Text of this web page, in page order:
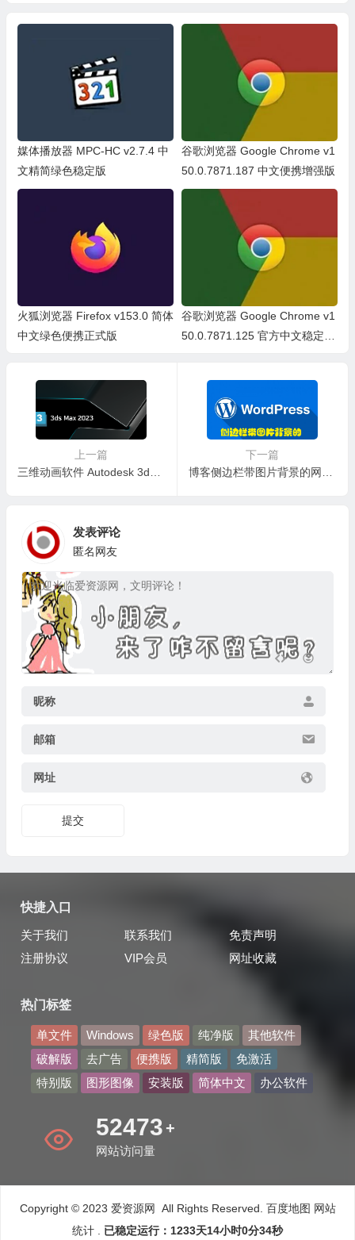
媒体播放器 MPC-HC v2.7.4 中
文精简绿色稳定版
谷歌浏览器 Google Chrome v1
50.0.7871.187 中文便携增强版
火狐浏览器 Firefox v153.0 简体
中文绿色便携正式版
谷歌浏览器 Google Chrome v1
50.0.7871.125 官方中文稳定
上一篇
下一篇
发表评论
匿名网友
昵称
邮箱
网址
提交
快捷入口
关于我们 联系我们
免责声明
注册协议
VIP会员 网址收藏
热门标签
单文件 Windows 绿色版 纯净版
其他软件
破解版
去广告 便携版 精简版
免激活
特别版
图形图像 安装版 简体中文 办公软件
61000 +
网站访问量
Copyright © 2023 爱资源网 All Rights Reserved. 百度地图 网站
统计
已稳定运行：1233天14小时0分35秒